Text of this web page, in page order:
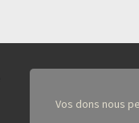
Vos dons nous